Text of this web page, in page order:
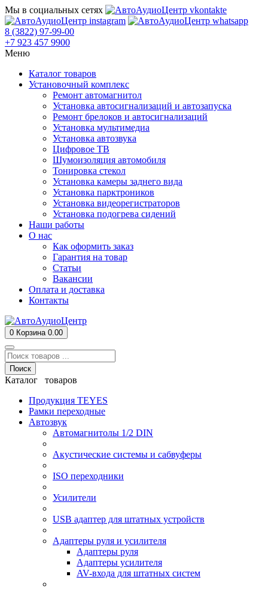
Мы в социальных сетях
8 (3822) 97-99-00
+7 923 457 9900
Меню
Каталог товаров
Установочный комплекс
Ремонт автомагнитол
Установка автосигнализаций и автозапуска
Ремонт брелоков и автосигнализаций
Установка мультимедиа
Установка автозвука
Цифровое ТВ
Шумоизоляция автомобиля
Тонировка стекол
Установка камеры заднего вида
Установка парктроников
Установка видеорегистраторов
Установка подогрева сидений
Наши работы
О нас
Как оформить заказ
Гарантия на товар
Статьи
Вакансии
Оплата и доставка
Контакты
0 Корзина 0.00
Поиск
Каталог товаров
Продукция TEYES
Рамки переходные
Автозвук
Автомагнитолы 1/2 DIN
Акустические системы и сабвуферы
ISO переходники
Усилители
USB адаптер для штатных устройств
Адаптеры руля и усилителя
Адаптеры руля
Адаптеры усилителя
AV-входа для штатных систем